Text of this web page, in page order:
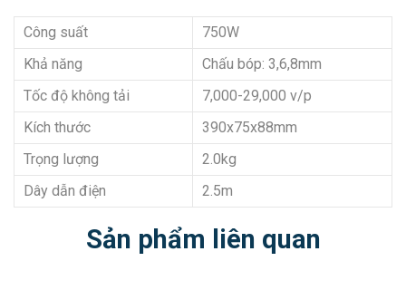
Công suất
750W
Khả năng
Chấu bóp: 3,6,8mm
Tốc độ không tải
7,000-29,000 v/p
Kích thước
390x75x88mm
Trọng lượng
2.0kg
Dây dẫn điện
2.5m
Sản phẩm liên quan